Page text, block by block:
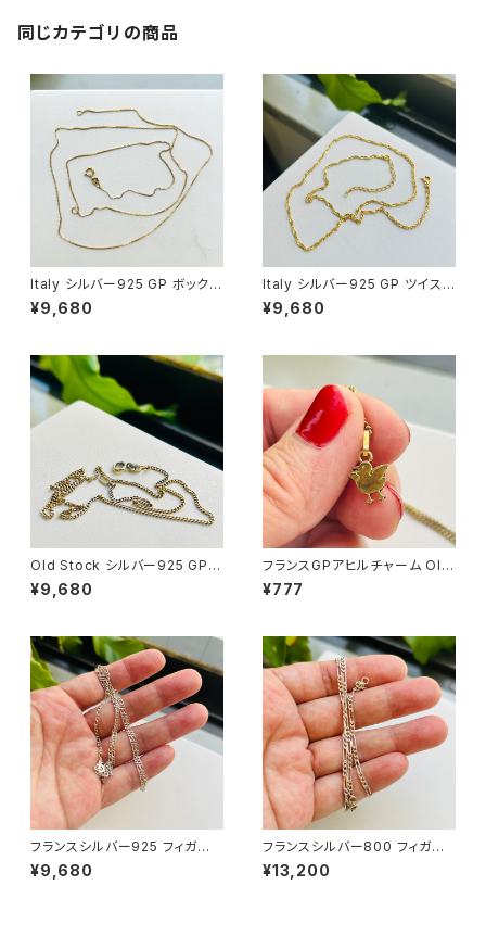
同じカテゴリの商品
Italy シルバー925 GP ボックス
チェーン（76cm）
¥9,680
Italy シルバー925 GP ツイスト
チェーン（45.5cm）
¥9,680
Old Stock シルバー925 GP
ショートチェーン
¥9,680
フランスGPアヒルチャーム Old
Stock GPチェーンネックレス
（37cm）
¥777
フランスシルバー925 フィガロ
チェーン（45cm）
¥9,680
フランスシルバー800 フィガロ
チェーン（40.5cm）
¥13,200